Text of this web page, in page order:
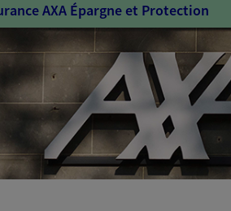
AXA Épargne et Protection